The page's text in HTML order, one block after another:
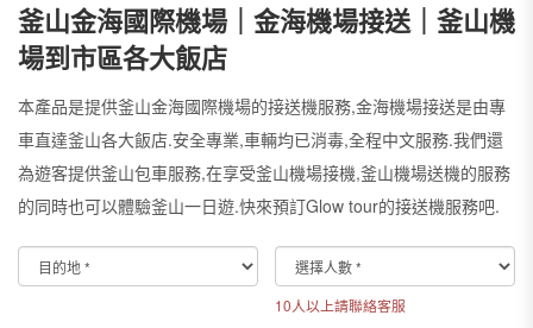
釜山金海國際機場｜金海機場接送｜釜山機
場到市區各大飯店
本產品是提供釜山金海國際機場的接送機服務,金海機場接送是由專
車直達釜山各大飯店.安全專業,車輛均已消毒,全程中文服務.我們還
為遊客提供釜山包車服務,在享受釜山機場接機,釜山機場送機的服務
的同時也可以體驗釜山一日遊.快來預訂Glow tour的接送機服務吧.
10人以上請聯絡客服